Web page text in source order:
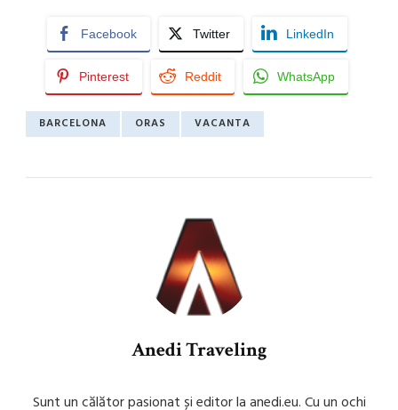
Facebook Twitter LinkedIn
Pinterest Reddit WhatsApp
BARCELONA ORAS VACANTA
Anedi Traveling
Sunt un călător pasionat și editor la anedi.eu. Cu un ochi